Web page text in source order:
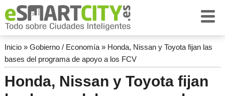
Inicio» Gobierno / Economía» Honda, Nissan y Toyota fijan las
bases del programa de apoyo a los FCV
Honda, Nissan y Toyota fijan